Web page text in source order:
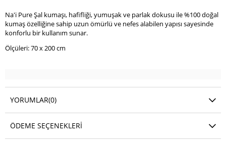
Na'i Pure Şal kumaşı, hafifliği, yumuşak ve parlak dokusu ile %100 doğal
kumaş özelliğine sahip uzun ömürlü ve nefes alabilen yapısı sayesinde
konforlu bir kullanım sunar.
Ölçüleri: 70 x 200 cm
YORUMLAR(0)
ÖDEME SEÇENEKLERI